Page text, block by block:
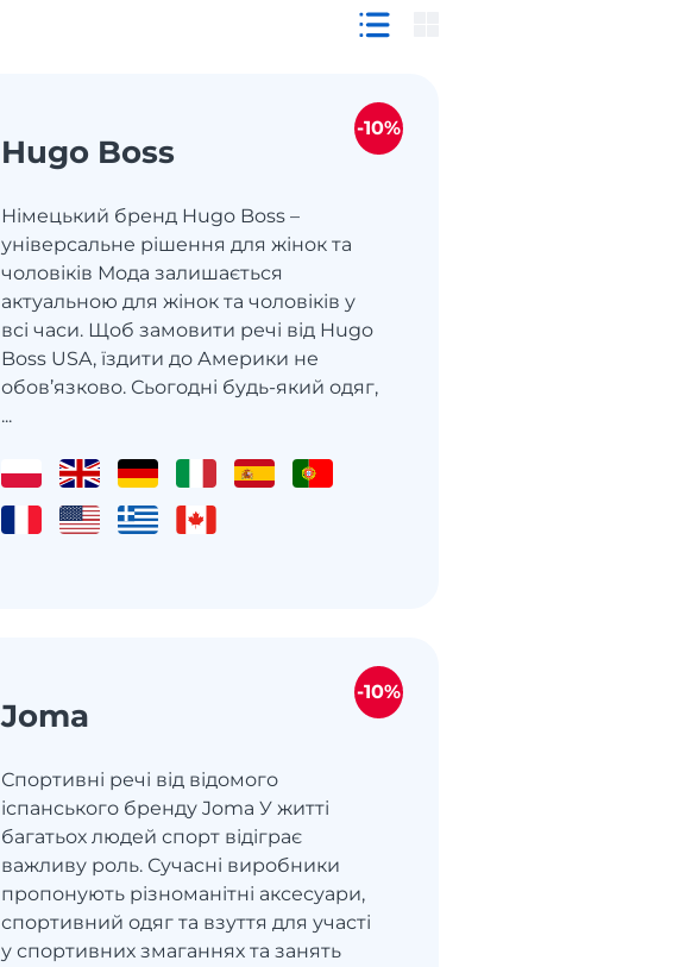
Hugo Boss
Німецький бренд Hugo Boss –
універсальне рішення для жінок та
чоловіків Мода залишається
актуальною для жінок та чоловіків у
всі часи. Щоб замовити речі від Hugo
Boss USA, їздити до Америки не
обов’язково. Сьогодні будь-який одяг,
...
-10%
Joma
Спортивні речі від відомого
іспанського бренду Joma У житті
багатьох людей спорт відіграє
важливу роль. Сучасні виробники
пропонують різноманітні аксесуари,
спортивний одяг та взуття для участі
у спортивних змаганнях та занять
-10%